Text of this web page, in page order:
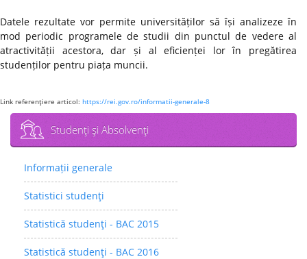
Datele rezultate vor permite universităților să își analizeze în
mod periodic programele de studii din punctul de vedere al
atractivității acestora, dar și al eficienței lor în pregătirea
studenților pentru piața muncii.
Link referenţiere articol: https://rei.gov.ro/informatii-generale-8
Studenţi şi Absolvenţi
Informații generale
Statistici studenţi
Statistică studenţi - BAC 2015
Statistică studenţi - BAC 2016